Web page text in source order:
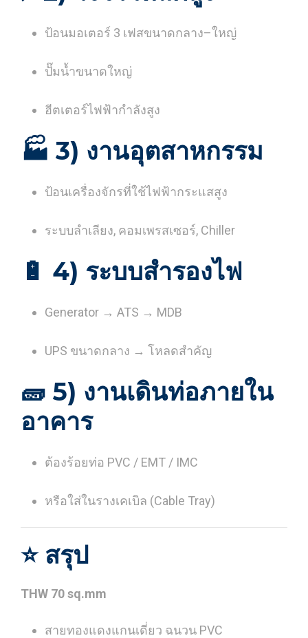
ป้อนมอเตอร์ 3 เฟสขนาดกลาง–ใหญ่
ปั๊มน้ำขนาดใหญ่
ฮีตเตอร์ไฟฟ้ากำลังสูง
🏭 3) งานอุตสาหกรรม
ป้อนเครื่องจักรที่ใช้ไฟฟ้ากระแสสูง
ระบบลำเลียง, คอมเพรสเซอร์, Chiller
🔋 4) ระบบสำรองไฟ
Generator → ATS → MDB
UPS ขนาดกลาง → โหลดสำคัญ
🧱 5) งานเดินท่อภายใน
อาคาร
ต้องร้อยท่อ PVC / EMT / IMC
หรือใส่ในรางเคเบิล (Cable Tray)
⭐ สรุป
THW 70 sq.mm
สายทองแดงแกนเดี่ยว ฉนวน PVC